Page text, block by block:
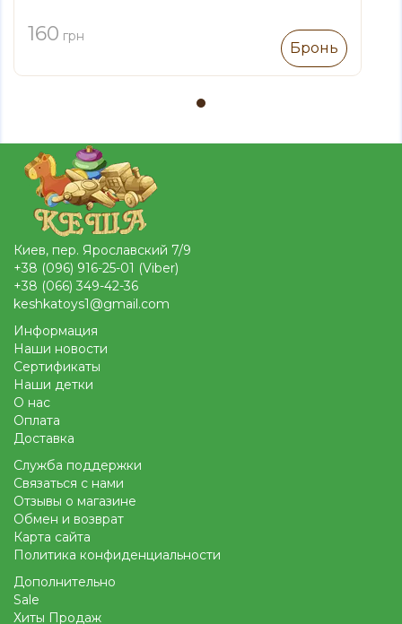
160 грн
Бронь
Киев, пер. Ярославский 7/9
+38 (096) 916-25-01 (Viber)
+38 (066) 349-42-36
keshkatoys1@gmail.com
Информация
Наши новости
Сертификаты
Наши детки
О нас
Оплата
Доставка
Служба поддержки
Связаться с нами
Отзывы о магазине
Обмен и возврат
Карта сайта
Политика конфиденциальности
Дополнительно
Sale
Хиты Продаж